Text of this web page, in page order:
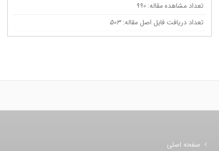
تعداد مشاهده مقاله: 990
تعداد دریافت فایل اصل مقاله:503
صفحه اصلی